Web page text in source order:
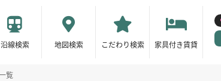
沿線検索 地図検索 こだわり検索 家具付き賃貸
覧